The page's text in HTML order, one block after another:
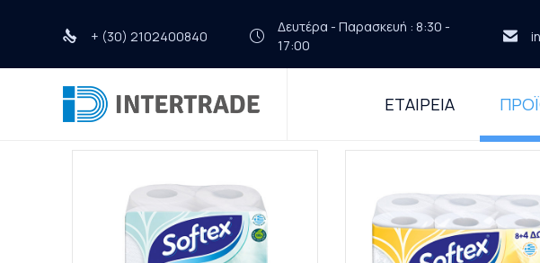
+ (30) 2102400840
Δευτέρα - Παρασκευή : 8:30 -
17:00
ΕΤΑΙΡΕΙΑ